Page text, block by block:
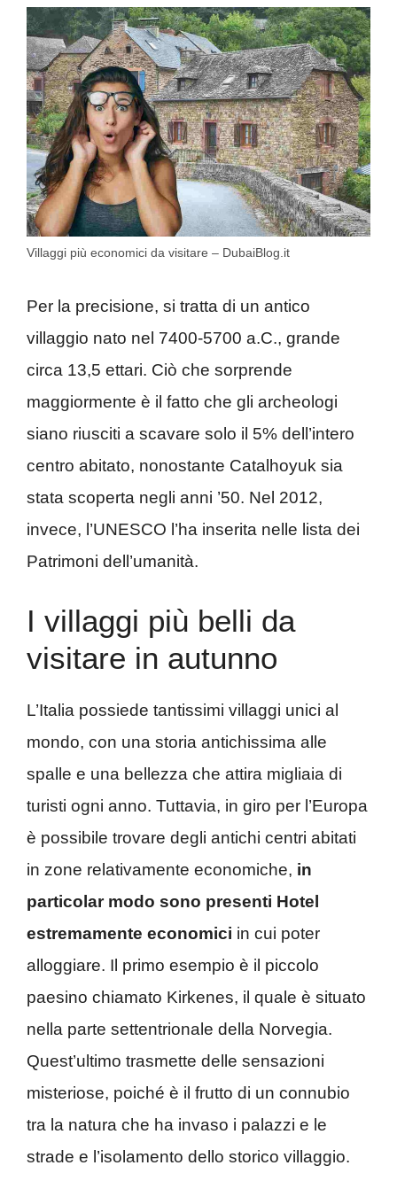
Villaggi più economici da visitare – DubaiBlog.it
Per la precisione, si tratta di un antico
villaggio nato nel 7400-5700 a.C., grande
circa 13,5 ettari. Ciò che sorprende
maggiormente è il fatto che gli archeologi
siano riusciti a scavare solo il 5% dell’intero
centro abitato, nonostante Catalhoyuk sia
stata scoperta negli anni ’50. Nel 2012,
invece, l’UNESCO l’ha inserita nelle lista dei
Patrimoni dell’umanità.
I villaggi più belli da
visitare in autunno
L’Italia possiede tantissimi villaggi unici al
mondo, con una storia antichissima alle
spalle e una bellezza che attira migliaia di
turisti ogni anno. Tuttavia, in giro per l’Europa
è possibile trovare degli antichi centri abitati
in zone relativamente economiche, in
particolar modo sono presenti Hotel
estremamente economici in cui poter
alloggiare. Il primo esempio è il piccolo
paesino chiamato Kirkenes, il quale è situato
nella parte settentrionale della Norvegia.
Quest’ultimo trasmette delle sensazioni
misteriose, poiché è il frutto di un connubio
tra la natura che ha invaso i palazzi e le
strade e l’isolamento dello storico villaggio.